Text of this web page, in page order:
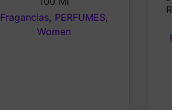
Fragancias, PERFUMES,
Women